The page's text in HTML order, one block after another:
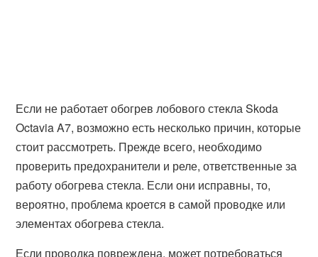
Если не работает обогрев лобового стекла Skoda
Octavia A7, возможно есть несколько причин, которые
стоит рассмотреть. Прежде всего, необходимо
проверить предохранители и реле, ответственные за
работу обогрева стекла. Если они исправны, то,
вероятно, проблема кроется в самой проводке или
элементах обогрева стекла.
Если проводка повреждена, может потребоваться